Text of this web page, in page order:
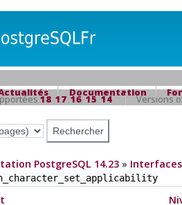
Documentation
18 17 16 15 14
Versions
PostgreSQL 14.23»